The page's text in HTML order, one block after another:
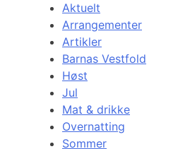
Aktuelt
Arrangementer
Artikler
Barnas Vestfold
Høst
Jul
Mat & drikke
Overnatting
Sommer